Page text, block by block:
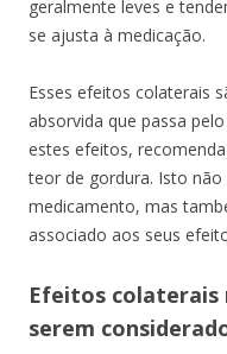
geralmente leves e
se ajusta à medicação.
Esses efeitos colaterais
absorvida que passa
estes efeitos,
teor de gordura. Isto
medicamento, mas
associado aos seus
Efeitos colaterais
serem